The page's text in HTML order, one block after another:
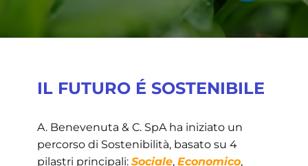
IL FUTURO É SOSTENIBILE
​A. Benevenuta & C. SpA ha iniziato un
percorso di Sostenibilità, basato su 4
pilastri principali: Sociale, Economico,